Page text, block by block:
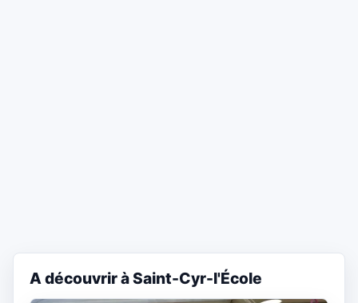
A découvrir à Saint-Cyr-l'École